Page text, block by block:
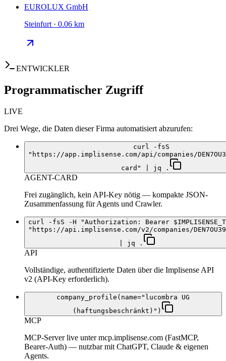
EUROLUX GmbH
Steinfurt · 0.06 km
ENTWICKLER
Programmatischer Zugriff
LIVE
Drei Wege, die Daten dieser Firma automatisiert abzurufen:
curl -fsS
"https://app.implisense.com/api/companies/
card" | jq .
AGENT-CARD
Frei zugänglich, kein API-Key nötig — kompakte JSON-
Zusammenfassung für Agents und Crawler.
curl -fsS -H "Authorization: Bearer
"https://api.implisense.com/v2/companies/
| jq .
API
Vollständige, authentifizierte Daten über die Implisense API
v2 (API-Key erforderlich).
company_profile(name="lucombra UG
(haftungsbeschränkt)")
MCP
MCP-Server live unter mcp.implisense.com (FastMCP,
Bearer-Auth) — nutzbar mit ChatGPT, Claude & eigenen
Agents.